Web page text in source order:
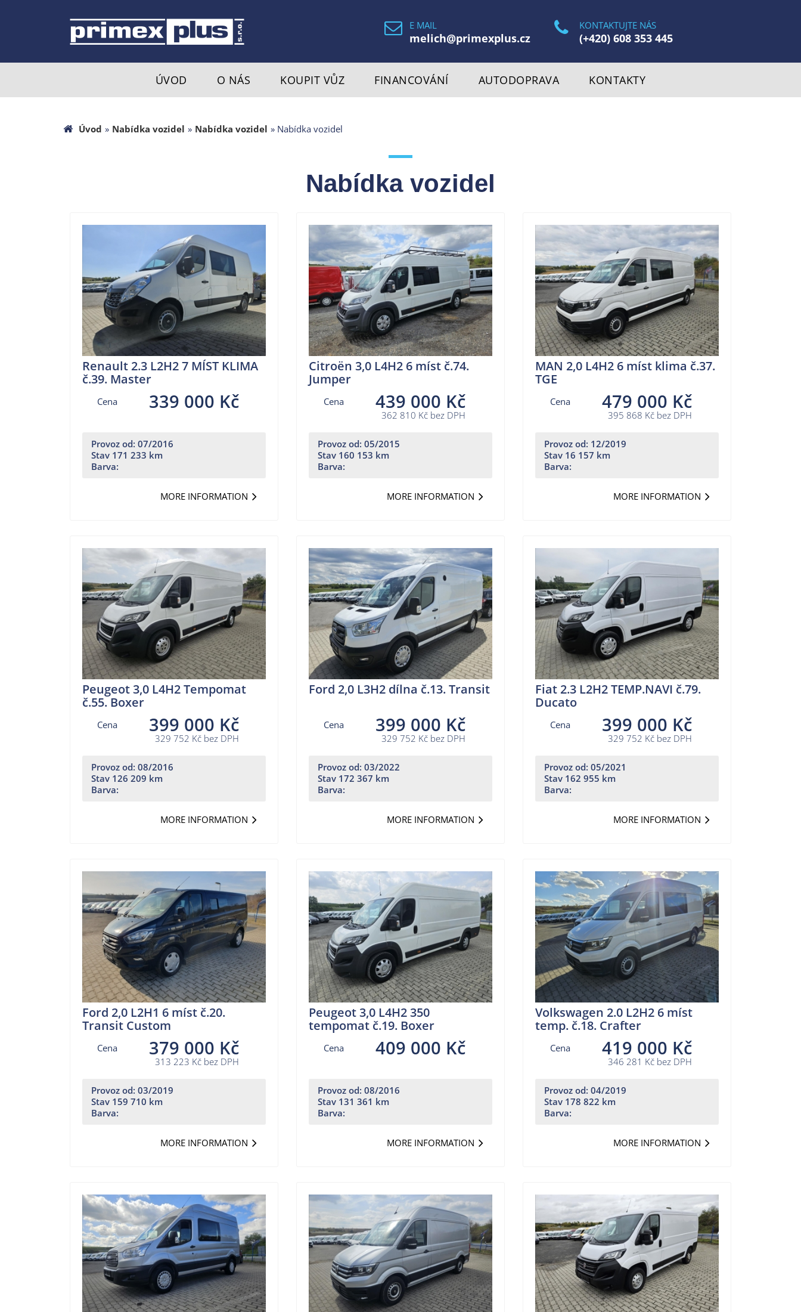
E MAIL
melich@primexplus.cz
KONTAKTUJTE NÁS
(+420) 608 353 445
ÚVOD O NÁS KOUPIT VŮZ FINANCOVÁNÍ AUTODOPRAVA KONTAKTY
Úvod » Nabídka vozidel » Nabídka vozidel » Nabídka vozidel
Nabídka vozidel
Renault 2.3 L2H2 7 MÍST KLIMA
č.39. Master
Cena 339 000 Kč
Provoz od: 07/2016
Stav 171 233 km
Barva:
MORE INFORMATION
Citroën 3,0 L4H2 6 míst č.74.
Jumper
Cena 439 000 Kč
362 810 Kč bez DPH
Provoz od: 05/2015
Stav 160 153 km
Barva:
MORE INFORMATION
MAN 2,0 L4H2 6 míst klima č.37.
TGE
Cena 479 000 Kč
395 868 Kč bez DPH
Provoz od: 12/2019
Stav 16 157 km
Barva:
MORE INFORMATION
Peugeot 3,0 L4H2 Tempomat
č.55. Boxer
Cena 399 000 Kč
329 752 Kč bez DPH
Provoz od: 08/2016
Stav 126 209 km
Barva:
MORE INFORMATION
Ford 2,0 L3H2 dílna č.13. Transit
Cena 399 000 Kč
329 752 Kč bez DPH
Provoz od: 03/2022
Stav 172 367 km
Barva:
MORE INFORMATION
Fiat 2.3 L2H2 TEMP.NAVI č.79.
Ducato
Cena 399 000 Kč
329 752 Kč bez DPH
Provoz od: 05/2021
Stav 162 955 km
Barva:
MORE INFORMATION
Ford 2,0 L2H1 6 míst č.20.
Transit Custom
Cena 379 000 Kč
313 223 Kč bez DPH
Provoz od: 03/2019
Stav 159 710 km
Barva:
MORE INFORMATION
Peugeot 3,0 L4H2 350
tempomat č.19. Boxer
Cena 409 000 Kč
Provoz od: 08/2016
Stav 131 361 km
Barva:
MORE INFORMATION
Volkswagen 2.0 L2H2 6 míst
temp. č.18. Crafter
Cena 419 000 Kč
346 281 Kč bez DPH
Provoz od: 04/2019
Stav 178 822 km
Barva:
MORE INFORMATION